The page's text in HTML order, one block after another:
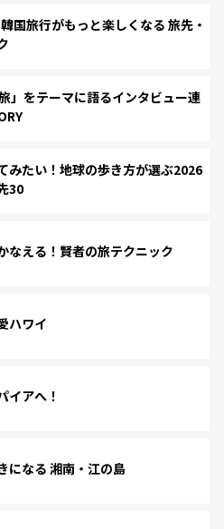
旅行がもっと楽しくなる 旅先・
」をテーマに語るインタビュー連
みたい！地球の歩き方が選ぶ2026
30
なえる！賢者の旅テクニック
ハワイ
イアへ！
になる 湘南・江の島